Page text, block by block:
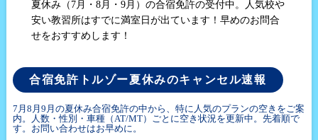
夏休み（7月・8月・9月）の合宿免許の受付中。人気校や
安い教習所はすでに満室日が出ています！早めのお問合
せをおすすめします！
合宿免許トルゾー夏休みのキャンセル速報
7月8月9月の夏休み合宿免許の中から、特に人気のプランの空きをご案
内。人数・性別・車種（AT/MT）ごとに空き状況を更新中。先着順で
す。お問い合わせはお早めに。